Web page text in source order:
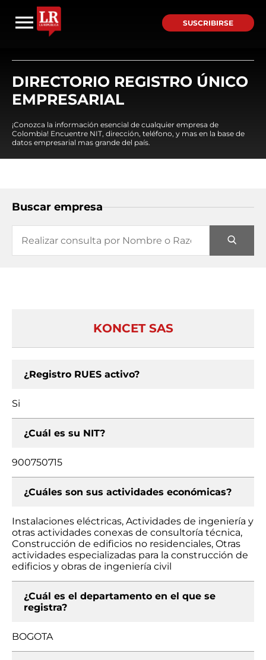
SUSCRIBIRSE
DIRECTORIO REGISTRO ÚNICO
EMPRESARIAL
¡Conozca la información esencial de cualquier empresa de
Colombia! Encuentre NIT, dirección, teléfono, y mas en la base de
datos empresarial mas grande del país.
Buscar empresa
KONCET SAS
¿Registro RUES activo?
Si
¿Cuál es su NIT?
900750715
¿Cuáles son sus actividades económicas?
Instalaciones eléctricas, Actividades de ingeniería y
otras actividades conexas de consultoría técnica,
Construcción de edificios no residenciales, Otras
actividades especializadas para la construcción de
edificios y obras de ingeniería civil
¿Cuál es el departamento en el que se
registra?
BOGOTA